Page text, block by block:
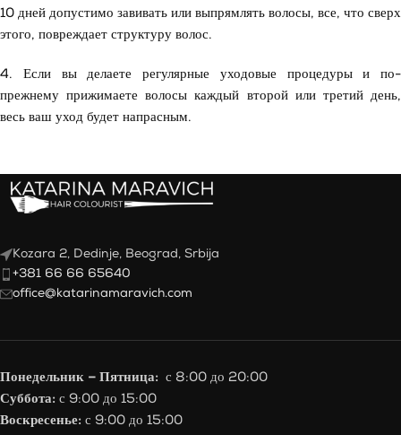
10 дней допустимо завивать или выпрямлять волосы, все, что сверх
этого, повреждает структуру волос.
4. Если вы делаете регулярные уходовые процедуры и по-
прежнему прижимаете волосы каждый второй или третий день,
весь ваш уход будет напрасным.
Kozara 2, Dedinje, Beograd, Srbija
+381 66 66 65640
office@katarinamaravich.com
Понедельник – Пятница: с 8:00 до 20:00
Суббота: с 9:00 до 15:00
Воскресенье: с 9:00 до 15:00